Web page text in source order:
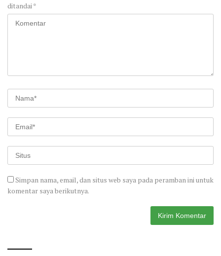
ditandai *
Simpan nama, email, dan situs web saya pada peramban ini untuk
komentar saya berikutnya.